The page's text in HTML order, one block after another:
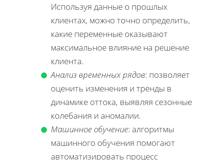
Используя данные о прошлых
клиентах, можно точно определить,
какие переменные оказывают
максимальное влияние на решение
клиента.
Анализ временных рядов: позволяет
оценить изменения и тренды в
динамике оттока, выявляя сезонные
колебания и аномалии.
Машинное обучение: алгоритмы
машинного обучения помогают
автоматизировать процесс